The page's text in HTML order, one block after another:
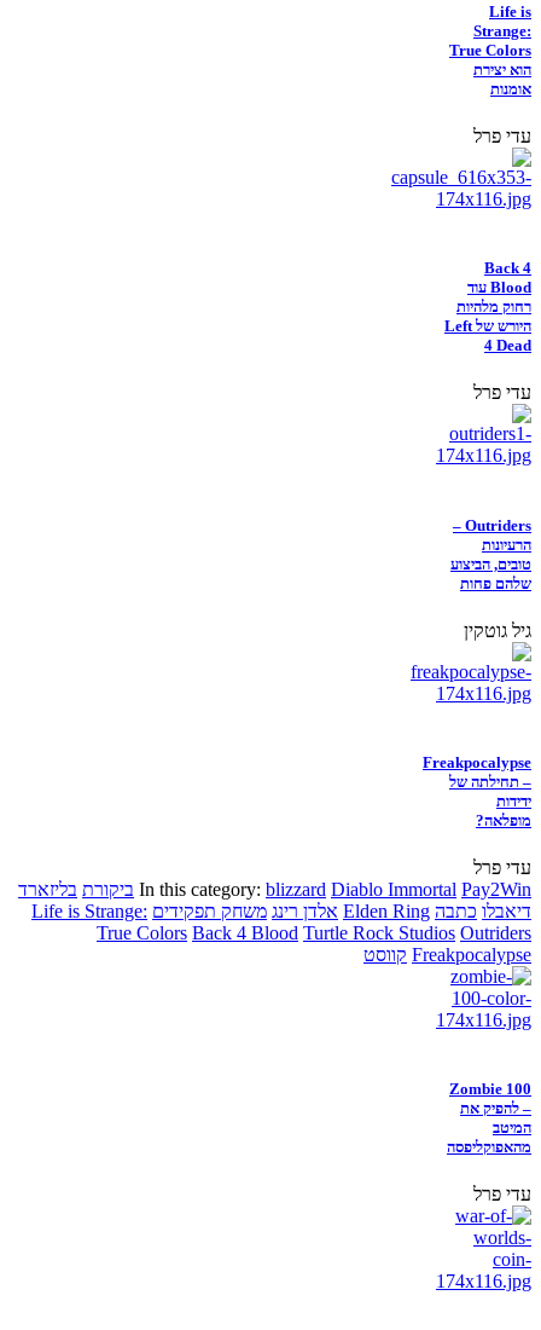
Life is
Strange:
True Colors
הוא יצירת
אומנות
עדי פרל
Back 4
Blood עוד
רחוק מלהיות
היורש של Left
4 Dead
עדי פרל
Outriders –
הרעיונות
טובים, הביצוע
שלהם פחות
גיל גוטקין
Freakpocalypse
– תחילתה של
ידידות
מופלאה?
עדי פרל
In this category: blizzard Diablo Immortal Pay2Win ביקורת בליזארד
דיאבלו כתבה Elden Ring אלדן רינג משחק תפקידים Life is Strange:
True Colors Back 4 Blood Turtle Rock Studios Outriders
Freakpocalypse קווסט
Zombie 100
– להפיק את
המיטב
מהאפוקליפסה
עדי פרל